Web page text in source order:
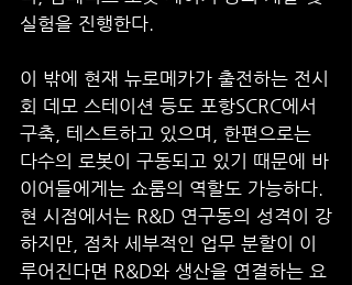
실험을 진행한다.
이 밖에 현재 뉴로메카가 출전하는 전시
회 데모 스테이션 등도 포항SCRC에서
구축, 테스트하고 있으며, 한편으로는
다수의 로봇이 구동되고 있기 때문에 바
이어들에게는 쇼룸의 역할도 가능하다.
현 시점에서는 R&D 연구동의 성격이 강
하지만, 점차 세부적인 업무 분할이 이
루어진다면 R&D와 생산을 연결하는 요